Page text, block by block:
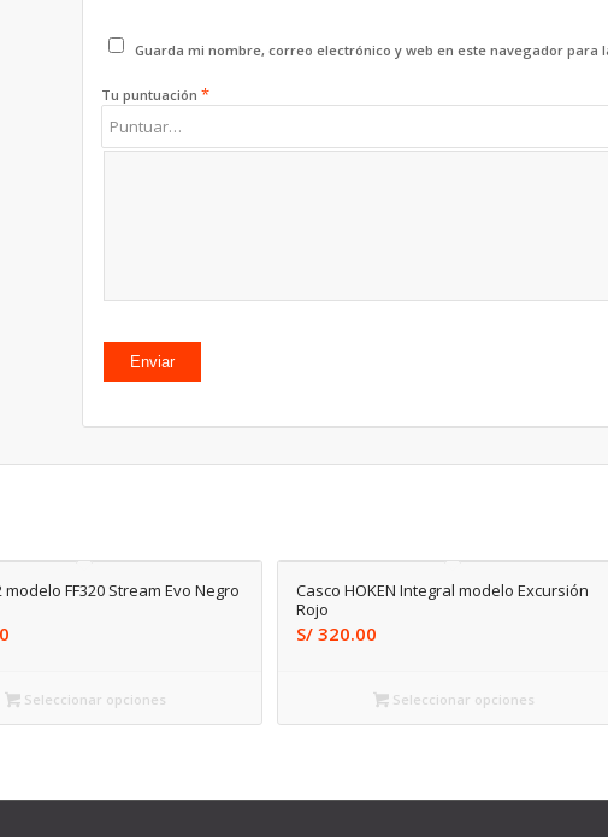
Guarda mi nombre, correo electrónico y web en este navegador para
Tu puntuación*
modelo FF320 Stream Evo Negro
Seleccionar opciones
Casco HOKEN Integral modelo Excursión
Rojo
S/ 320.00
Seleccionar opciones